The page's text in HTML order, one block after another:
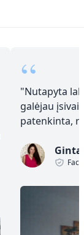
“
"Nutapyta
galėjau
patenkinta,